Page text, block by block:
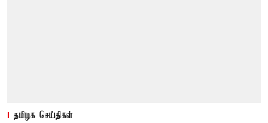
தமிழக செய்திகள்